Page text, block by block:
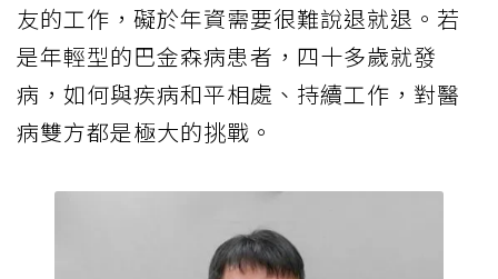
友的工作，礙於年資需要很難說退就退。若
是年輕型的巴金森病患者，四十多歲就發
病，如何與疾病和平相處、持續工作，對醫
病雙方都是極大的挑戰。